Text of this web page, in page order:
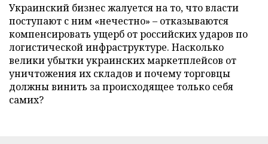
Украинский бизнес жалуется на то, что власти
поступают с ним «нечестно» – отказываются
компенсировать ущерб от российских ударов по
логистической инфраструктуре. Насколько
велики убытки украинских маркетплейсов от
уничтожения их складов и почему торговцы
должны винить за происходящее только себя
самих?